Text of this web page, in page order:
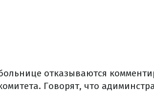
отказываются
Говорят, что